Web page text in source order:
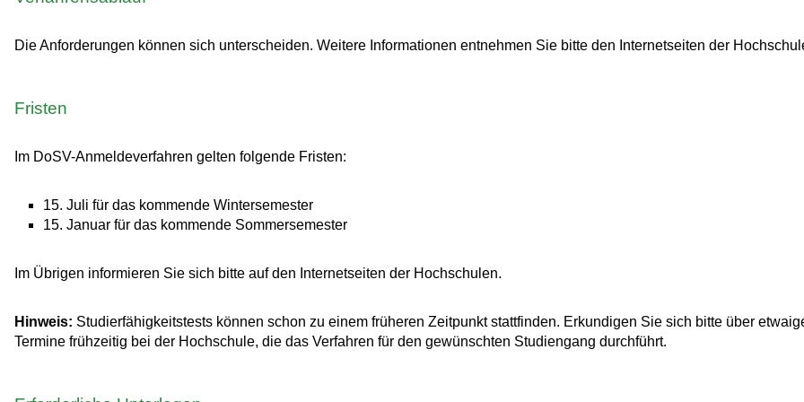
Die Anforderungen können sich unterscheiden. Weitere Informationen entnehmen Sie bitte den Internetseiten der
Fristen
Im DoSV-Anmeldeverfahren gelten folgende Fristen:
15. Juli für das kommende Wintersemester
15. Januar für das kommende Sommersemester
Im Übrigen informieren Sie sich bitte auf den Internetseiten der Hochschulen.
Hinweis: Studierfähigkeitstests können schon zu einem früheren Zeitpunkt stattfinden. Erkundigen Sie sich bitte über
Termine frühzeitig bei der Hochschule, die das Verfahren für den gewünschten Studiengang durchführt.